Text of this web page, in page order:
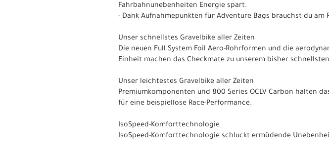
Fahrbahnunebenheiten Energie spart.
- Dank Aufnahmepunkten für Adventure Bags brauchst du am
Unser schnellstes Gravelbike aller Zeiten
Die neuen Full System Foil Aero-Rohrformen und die
Einheit machen das Checkmate zu unserem bisher
Unser leichtestes Gravelbike aller Zeiten
Premiumkomponenten und 800 Series OCLV Carbon halten
für eine beispiellose Race-Performance.
IsoSpeed-Komforttechnologie
IsoSpeed-Komforttechnologie schluckt ermüdende